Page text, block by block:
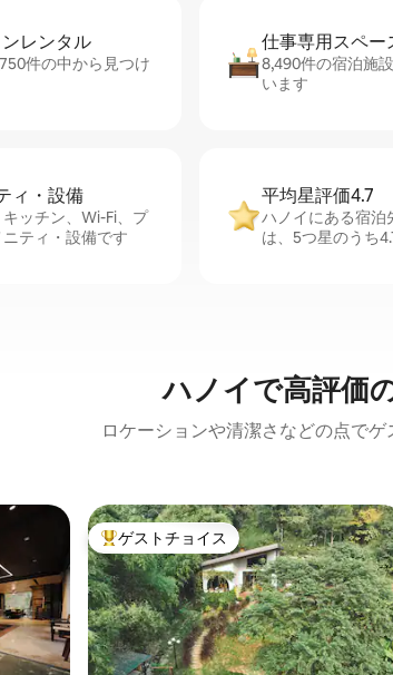
レ⁠ン⁠タ⁠ル
件の中から見つけ
仕事専用ス⁠ペ⁠ー⁠
8,490件の宿泊施
います
ィ・設⁠備
ッチン、Wi-Fi、プ
ティ・設備です
平均星評価4.7
ハノイにある宿泊
は、5つ星のうち
ハノイで高評価
ロケーションや清潔さなどの点で
大好評のゲストチョイスです。
ゲストチョイス